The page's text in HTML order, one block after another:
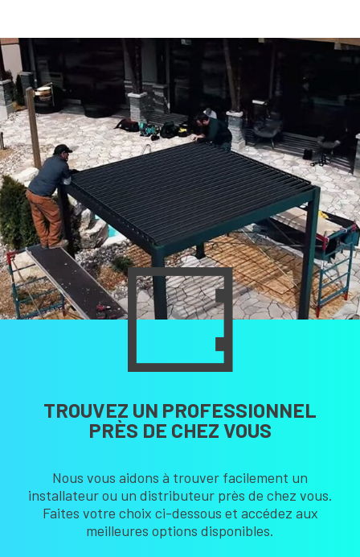
TROUVEZ UN PROFESSIONNEL
PRÈS DE CHEZ VOUS
Nous vous aidons à trouver facilement un
installateur ou un distributeur près de chez vous.
Faites votre choix ci-dessous et accédez aux
meilleures options disponibles.